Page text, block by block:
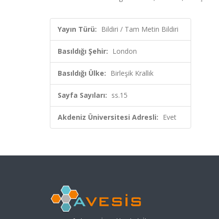
Yayın Türü: Bildiri / Tam Metin Bildiri
Basıldığı Şehir: London
Basıldığı Ülke: Birleşik Krallık
Sayfa Sayıları: ss.15
Akdeniz Üniversitesi Adresli: Evet